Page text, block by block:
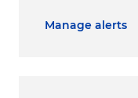
Manage alerts